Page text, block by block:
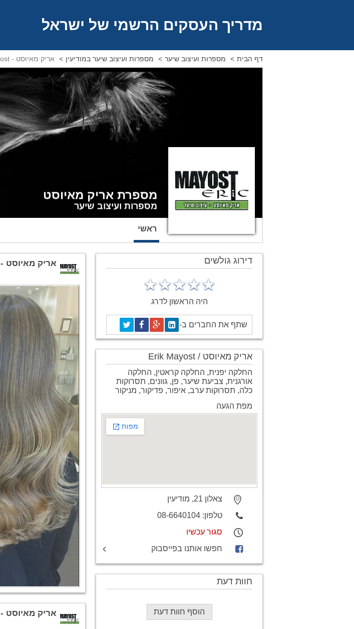
מדריך העסקים הרשמי של ישראל
דף הבית מספרות ועיצוב שיער מספרות ועיצוב שיער במודיעין אריק מאיוסט - Erik Mayost
מספרת אריק מאיוסט
מספרות ועיצוב שיער
ראשי
דירוג גולשים
היה הראשון לדרג
שתף את החברים ב-
אריק מאיוסט / Erik Mayost
החלקה יפנית, החלקה קראטין, החלקה
אורגנית, צביעת שיער, פן, גוונים, תסרוקות
כלה, תסרוקות ערב, איפור, פדיקור, מניקור
מפת הגעה
צאלון 21, מודיעין
טלפון: 08-6640104
סגור עכשיו
חפשו אותנו בפייסבוק
חוות דעת
הוסף חוות דעת
אריק מאיוסט - Erik Mayost
אריק מאיוסט - Erik Mayost